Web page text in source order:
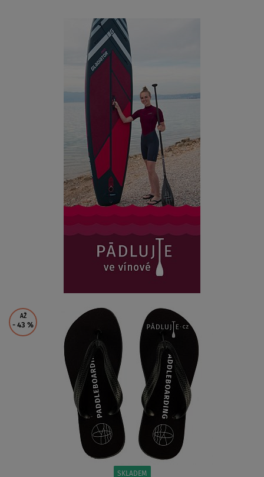
ZOBRAZIT
AŽ
- 43 %
SKLADEM